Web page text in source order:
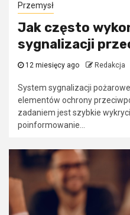
Przemysł
Jak często
sygnalizacji
12 miesięcy ago Redakcja
System sygnalizacji
elementów ochrony
zadaniem jest szybkie
poinformowanie...